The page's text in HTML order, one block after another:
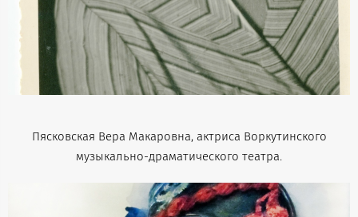
Пясковская Вера Макаровна, актриса Воркутинского
музыкально-драматического театра.